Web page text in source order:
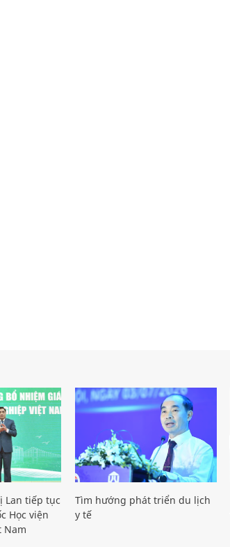
Lan tiếp tục
Học viện
Nam
Tìm hướng phát triển du lịch
y tế